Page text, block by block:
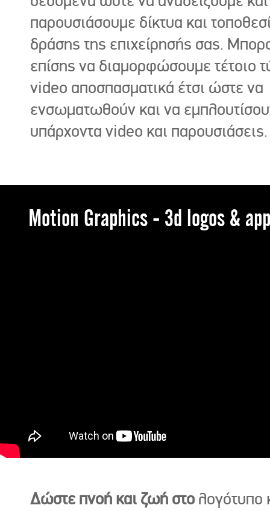
παρουσιάσουμε δίκτυα και
δράσης της επιχείρησής σας.
επίσης να διαμορφώσουμε τέτοιο
video αποσπασματικά έτσι ώστε να
ενσωματωθούν και να
υπάρχοντα video και παρουσιάσεις.
Motion Graphics - 3d logos &
Δώστε πνοή και ζωή στο λογότυπο